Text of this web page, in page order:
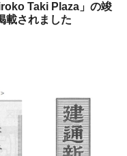
Taki Plaza」の竣
載されました